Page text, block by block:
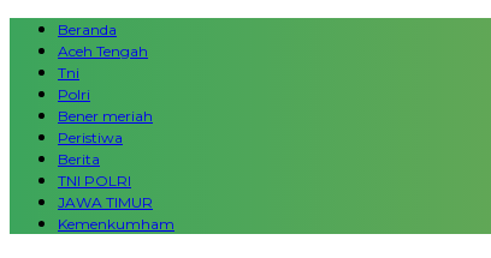
Beranda
Aceh Tengah
Tni
Polri
Bener meriah
Peristiwa
Berita
TNI POLRI
JAWA TIMUR
Kemenkumham